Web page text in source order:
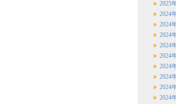
2025
2024
2024
2024
2024
2024
2024
2024
2024
2024